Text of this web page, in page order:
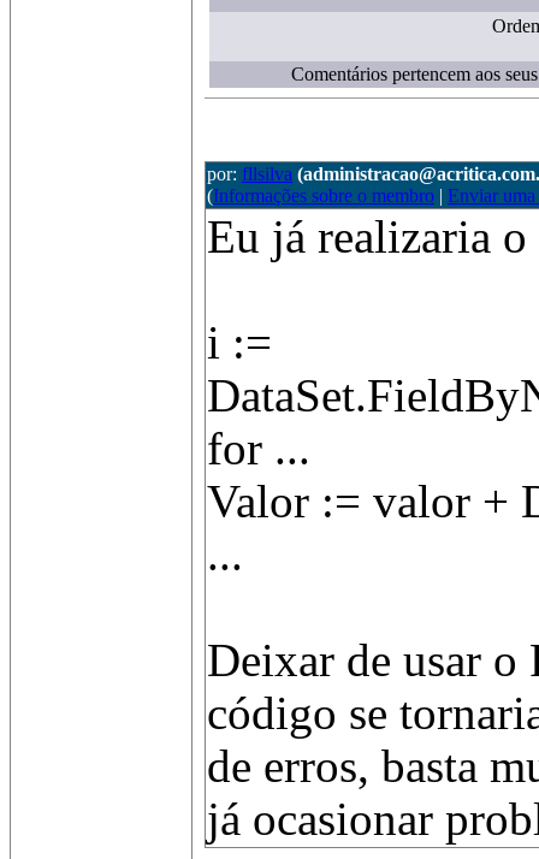
Comentários pertencem aos
por: fllsilva
(Informações sobre o membro | Enviar uma
Eu já realizaria
i :=
for ...
Valor := valor +
...
Deixar de usar
código se
de erros, basta
já ocasionar